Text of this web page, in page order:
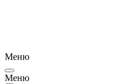
Меню
Меню